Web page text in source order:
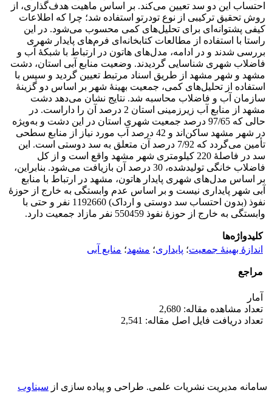
احتساب این دو سد تعیین می‌کند. بر اساس ماهیت هدف‌گذاری، از
روش تحقیق ترکیبی از نوع تودرتو استفاده شد؛ چرا که اطلاعات
کیفی پشتوانه‌ای برای تحلیل‌های کمی محسوب می‌شود. در این
راستا با استفاده از مطالعات کتابخانه‌ای فرم‌های پایدار شهری
بررسی شدند و در ادامه، مدل‌های هاتون در ارتباط با شبکۀ آب و
فاضلاب شهری شناسایی گردیدند. وضعیت منابع آبی استان، دشت
مشهد و شهر مشهد از طریق اسناد مرتبط تعیین گردید و سپس با
استفاده از تحلیل‌های کمی، جمعیت بهینۀ شهر بر اساس دو گزینۀ
سازمان آب و فاضلاب محاسبه شد. نتایج نشان می‌دهد دشت
مشهد از منابع آب زیرزمینی استان 2 درصد آن را داراست. در
حالی که 97/65 درصد جمعیت شهری استان در این دشت و به‌ویژه
در شهر مشهد ساکن‌اند و 42 درصد آب مورد نیاز از منابع سطحی
تأمین می‌گردد که 7/92 درصد آن متعلق به سد دوستی است. این
سد در فاصلۀ 220 کیلومتری شهر مشهد واقع است و از کل
فاضلاب خانگی تولیدشده، 30 درصد آن بازیافت می‌شود. بنابراین،
بر اساس مدل‌های شهری پایدار هاتون، مشهد در ارتباط با منابع
آبی شهر پایداری نیست و بر اساس عدم وابستگی به خارج از حوزۀ
نفوذ (بدون احتساب سد دوستی و ارداک) 1192660 نفر و حتی با
وابستگی به خارج از حوزۀ نفوذ 550459 نفر مازاد جمعیت دارد.
کلیدواژه‌ها
اندازۀ بهینۀ جمعیت؛ پایداری؛ مشهد؛ منابع آبی
مراجع
آمار
تعداد مشاهده مقاله: 2,680
تعداد دریافت فایل اصل مقاله: 2,541
سامانه مدیریت نشریات علمی. طراحی و پیاده سازی از سیناوب